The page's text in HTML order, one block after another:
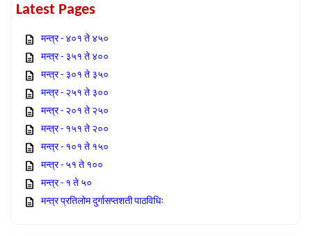
Latest Pages
मन्त्र - ४०१ ते ४५०
मन्त्र - ३५१ ते ४००
मन्त्र - ३०१ ते ३५०
मन्त्र - २५१ ते ३००
मन्त्र - २०१ ते २५०
मन्त्र - १५१ ते २००
मन्त्र - १०१ ते १५०
मन्त्र - ५१ ते १००
मन्त्र - १ ते ५०
मन्त्र प्रतिलोम दुर्गासप्तशती पाठविधिः